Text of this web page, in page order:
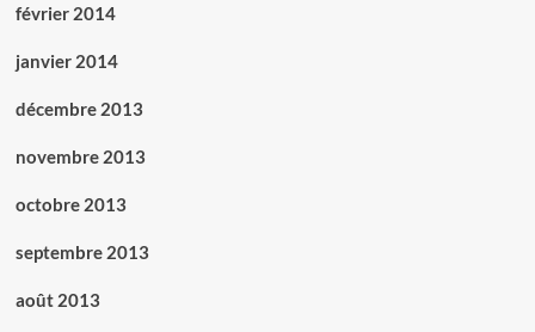
février 2014
janvier 2014
décembre 2013
novembre 2013
octobre 2013
septembre 2013
août 2013